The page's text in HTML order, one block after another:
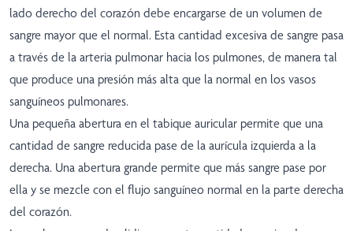
lado derecho del corazón debe encargarse de un volumen de
sangre mayor que el normal. Esta cantidad excesiva de sangre pasa
a través de la arteria pulmonar hacia los pulmones, de manera tal
que produce una presión más alta que la normal en los vasos
sanguíneos pulmonares.
Una pequeña abertura en el tabique auricular permite que una
cantidad de sangre reducida pase de la aurícula izquierda a la
derecha. Una abertura grande permite que más sangre pase por
ella y se mezcle con el flujo sanguíneo normal en la parte derecha
del corazón.